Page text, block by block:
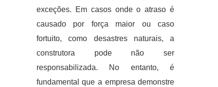
exceções. Em casos onde o atraso é
causado por força maior ou caso
fortuito, como desastres naturais, a
construtora pode não ser
responsabilizada. No entanto, é
fundamental que a empresa demonstre